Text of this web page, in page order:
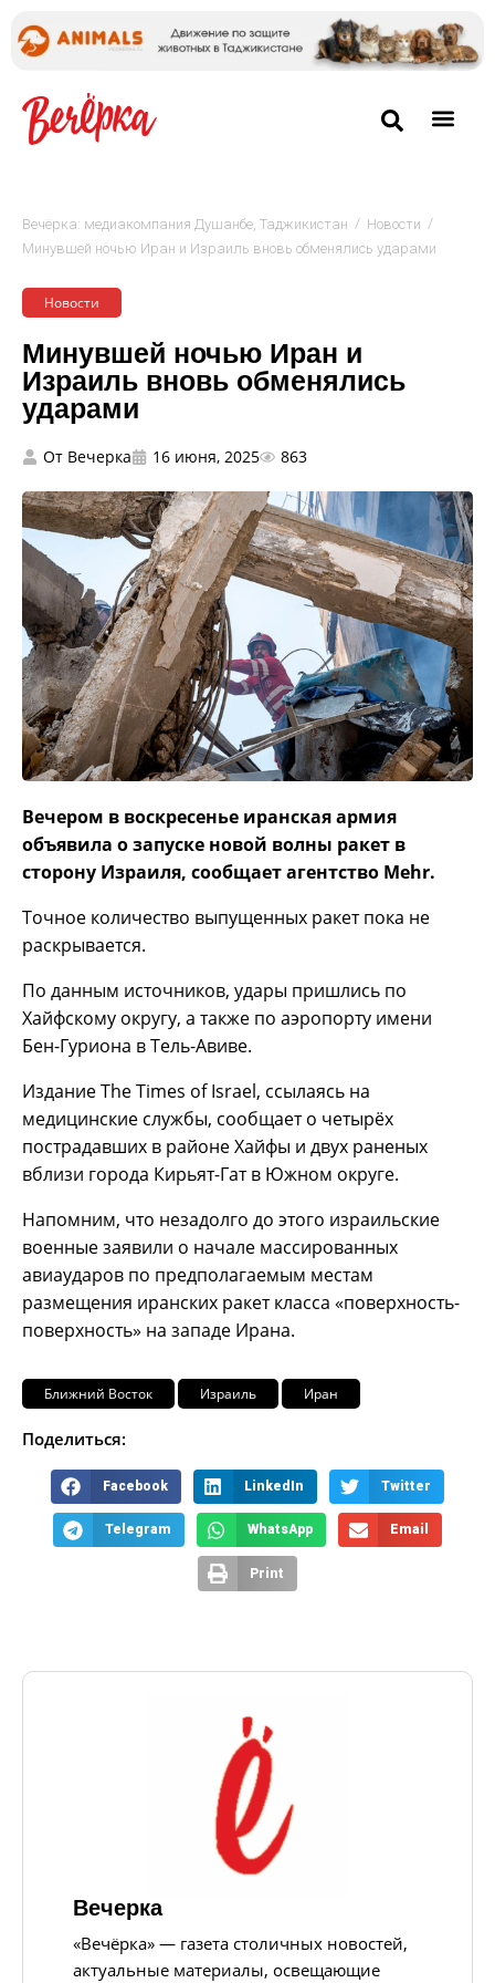
Вечёрка: медиакомпания Душанбе, Таджикистан / Новости /
Минувшей ночью Иран и Израиль вновь обменялись ударами
Новости
Минувшей ночью Иран и
Израиль вновь обменялись
ударами
От Вечерка 16 июня, 2025 863
Вечером в воскресенье иранская армия
объявила о запуске новой волны ракет в
сторону Израиля, сообщает агентство Mehr.
Точное количество выпущенных ракет пока не
раскрывается.
По данным источников, удары пришлись по
Хайфскому округу, а также по аэропорту имени
Бен-Гуриона в Тель-Авиве.
Издание The Times of Israel, ссылаясь на
медицинские службы, сообщает о четырёх
пострадавших в районе Хайфы и двух раненых
вблизи города Кирьят-Гат в Южном округе.
Напомним, что незадолго до этого израильские
военные заявили о начале массированных
авиаударов по предполагаемым местам
размещения иранских ракет класса «поверхность-
поверхность» на западе Ирана.
Ближний Восток Израиль Иран
Поделиться:
Facebook LinkedIn Twitter
Telegram WhatsApp Email
Print
Вечерка
«Вечёрка» — газета столичных новостей,
актуальные материалы, освещающие